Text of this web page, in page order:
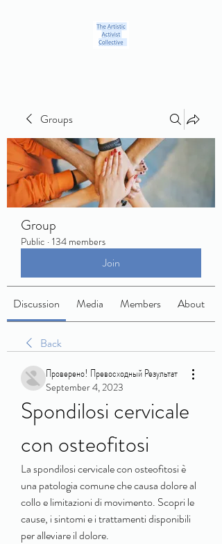
Groups
Group
Public · 134 members
Join
Discussion Media Members About
Back
Проверено! Превосходный Результат
September 4, 2023
Spondilosi cervicale
con osteofitosi
La spondilosi cervicale con osteofitosi è
una patologia comune che causa dolore al
collo e limitazioni di movimento. Scopri le
cause, i sintomi e i trattamenti disponibili
per alleviare il dolore.